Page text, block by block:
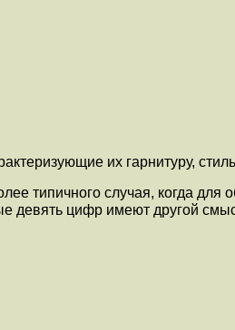
их гарнитуру,
типичного случая, когда для
девять цифр имеют другой